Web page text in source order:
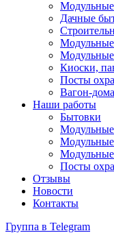
Дачные
Модульные
Киоски,
Посты
Вагон-дома
Наши работы
Бытовки
Модульные
Посты
Отзывы
Новости
Контакты
Группа в Telegram